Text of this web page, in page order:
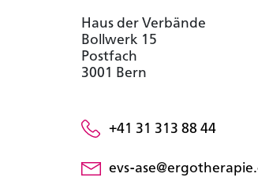
Haus der Verbände
Bollwerk 15
Postfach
3001 Bern
+41 31 313 88 44
evs-